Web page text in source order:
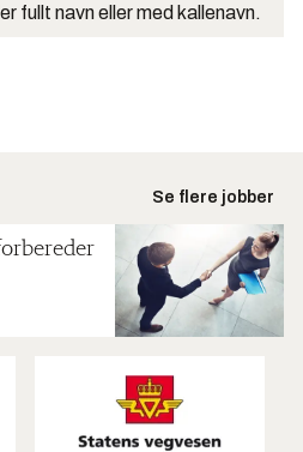
fullt navn eller med kallenavn.
Se flere jobber